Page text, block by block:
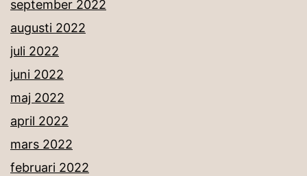
september 2022
augusti 2022
juli 2022
juni 2022
maj 2022
april 2022
mars 2022
februari 2022